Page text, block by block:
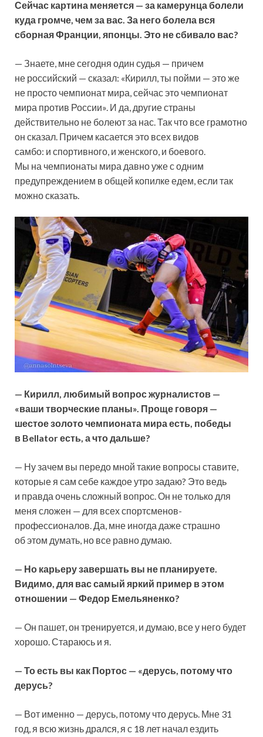
Сейчас картина меняется — за камерунца болели
куда громче, чем за вас. За него болела вся
сборная Франции, японцы. Это не сбивало вас?
— Знаете, мне сегодня один судья — причем
не российский — сказал: «Кирилл, ты пойми — это же
не просто чемпионат мира, сейчас это чемпионат
мира против России». И да, другие страны
действительно не болеют за нас. Так что все грамотно
он сказал. Причем касается это всех видов
самбо: и спортивного, и женского, и боевого.
Мы на чемпионаты мира давно уже с одним
предупреждением в общей копилке едем, если так
можно сказать.
— Кирилл, любимый вопрос журналистов —
«ваши творческие планы». Проще говоря —
шестое золото чемпионата мира есть, победы
в Bellator есть, а что дальше?
— Ну зачем вы передо мной такие вопросы ставите,
которые я сам себе каждое утро задаю? Это ведь
и правда очень сложный вопрос. Он не только для
меня сложен — для всех спортсменов-
профессионалов. Да, мне иногда даже страшно
об этом думать, но все равно думаю.
— Но карьеру завершать вы не планируете.
Видимо, для вас самый яркий пример в этом
отношении — Федор Емельяненко?
— Он пашет, он тренируется, и думаю, все у него будет
хорошо. Стараюсь и я.
— То есть вы как Портос — «дерусь, потому что
дерусь?
— Вот именно — дерусь, потому что дерусь. Мне 31
год, я всю жизнь дрался, я с 18 лет начал ездить